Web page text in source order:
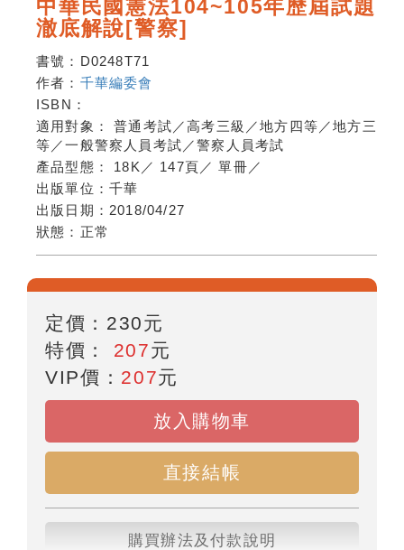
中華民國憲法104~105年歷屆試題
澈底解說[警察]
書號： D0248T71
作者： 千華編委會
ISBN：
適用對象：普通考試／高考三級／地方四等／地方三
等／一般警察人員考試／警察人員考試
產品型態： 18K／ 147頁／單冊／
出版單位： 千華
出版日期： 2018/04/27
狀態： 正常
定價： 230元
特價： 207元
VIP價： 207元
放入購物車
直接結帳
購買辦法及付款說明